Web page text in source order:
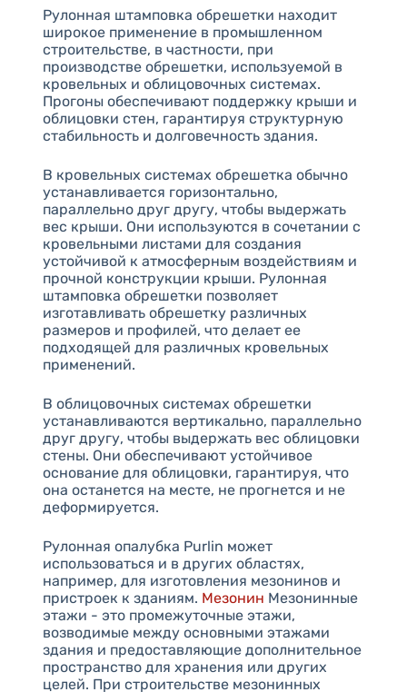
Рулонная штамповка обрешетки находит
широкое применение в промышленном
строительстве, в частности, при
производстве обрешетки, используемой в
кровельных и облицовочных системах.
Прогоны обеспечивают поддержку крыши и
облицовки стен, гарантируя структурную
стабильность и долговечность здания.
В кровельных системах обрешетка обычно
устанавливается горизонтально,
параллельно друг другу, чтобы выдержать
вес крыши. Они используются в сочетании с
кровельными листами для создания
устойчивой к атмосферным воздействиям и
прочной конструкции крыши. Рулонная
штамповка обрешетки позволяет
изготавливать обрешетку различных
размеров и профилей, что делает ее
подходящей для различных кровельных
применений.
В облицовочных системах обрешетки
устанавливаются вертикально, параллельно
друг другу, чтобы выдержать вес облицовки
стены. Они обеспечивают устойчивое
основание для облицовки, гарантируя, что
она останется на месте, не прогнется и не
деформируется.
Рулонная опалубка Purlin может
использоваться и в других областях,
например, для изготовления мезонинов и
пристроек к зданиям. Мезонин Мезонинные
этажи - это промежуточные этажи,
возводимые между основными этажами
здания и предоставляющие дополнительное
пространство для хранения или других
целей. При строительстве мезонинных